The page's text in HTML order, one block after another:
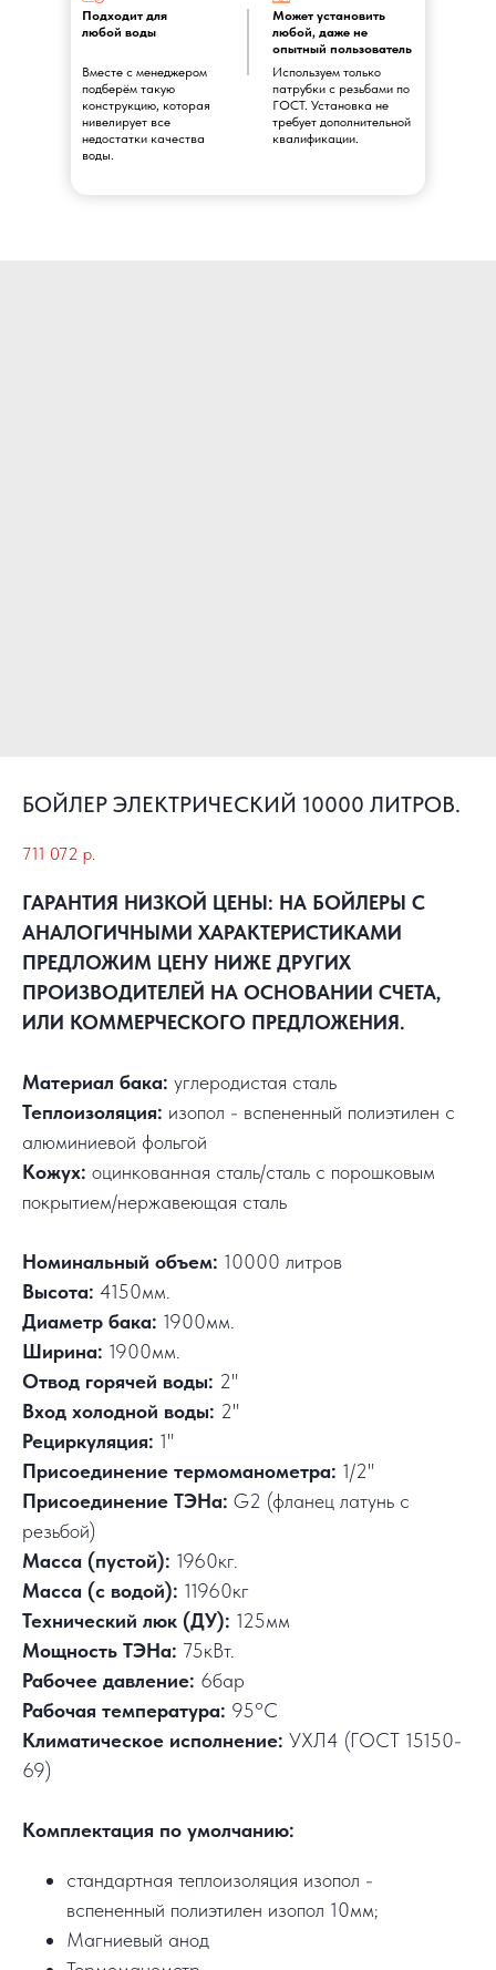
Подходит для
любой воды
Вместе с менеджером
подберём такую
конструкцию, которая
нивелирует все
недостатки качества
воды.
Может установить
любой, даже не
опытный пользователь
Используем только
патрубки с резьбами по
ГОСТ. Установка не
требует дополнительной
квалификации.
БОЙЛЕР ЭЛЕКТРИЧЕСКИЙ 10000 ЛИТРОВ.
711 072 р.
ГАРАНТИЯ НИЗКОЙ ЦЕНЫ: НА БОЙЛЕРЫ С
АНАЛОГИЧНЫМИ ХАРАКТЕРИСТИКАМИ
ПРЕДЛОЖИМ ЦЕНУ НИЖЕ ДРУГИХ
ПРОИЗВОДИТЕЛЕЙ НА ОСНОВАНИИ СЧЕТА,
ИЛИ КОММЕРЧЕСКОГО ПРЕДЛОЖЕНИЯ.
Материал бака: углеродистая сталь
Теплоизоляция: изопол - вспененный полиэтилен с
алюминиевой фольгой
Кожух: оцинкованная сталь/сталь с порошковым
покрытием/нержавеющая сталь
Номинальный объем: 10000 литров
Высота: 4150мм.
Диаметр бака: 1900мм.
Ширина: 1900мм.
Отвод горячей воды: 2"
Вход холодной воды: 2"
Рециркуляция: 1"
Присоединение термоманометра: 1/2"
Присоединение ТЭНа: G2 (фланец латунь с
резьбой)
Масса (пустой): 1960кг.
Масса (с водой): 11960кг
Технический люк (ДУ): 125мм
Мощность ТЭНа: 75кВт.
Рабочее давление: 6бар
Рабочая температура: 95°C
Климатическое исполнение: УХЛ4 (ГОСТ 15150-
69)
Комплектация по умолчанию:
стандартная теплоизоляция изопол -
вспененный полиэтилен изопол 10мм;
Магниевый анод